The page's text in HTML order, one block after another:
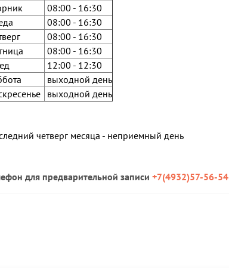
08:00 - 16:30
08:00 - 16:30
08:00 - 16:30
08:00 - 16:30
12:00 - 12:30
выходной день
выходной день
четверг месяца - неприемный день
для предварительной записи +7(4932)57-56-54